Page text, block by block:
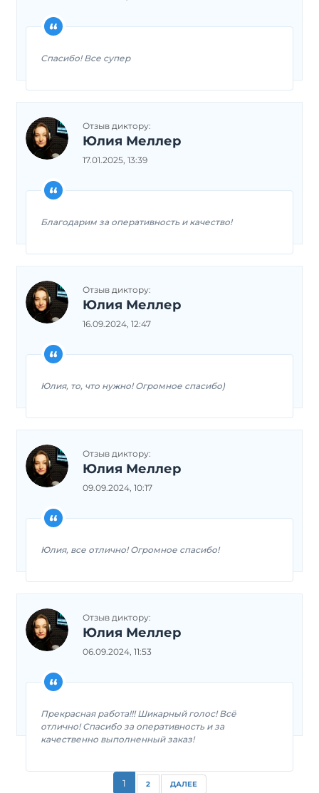
Спасибо! Все супер
Отзыв диктору:
Юлия Меллер
17.01.2025, 13:39
Благодарим за оперативность и качество!
Отзыв диктору:
Юлия Меллер
16.09.2024, 12:47
Юлия, то, что нужно! Огромное спасибо)
Отзыв диктору:
Юлия Меллер
09.09.2024, 10:17
Юлия, все отлично! Огромное спасибо!
Отзыв диктору:
Юлия Меллер
06.09.2024, 11:53
Прекрасная работа!!! Шикарный голос! Всё
отлично! Спасибо за оперативность и за
качественно выполненный заказ!
1 2 ДАЛЕЕ